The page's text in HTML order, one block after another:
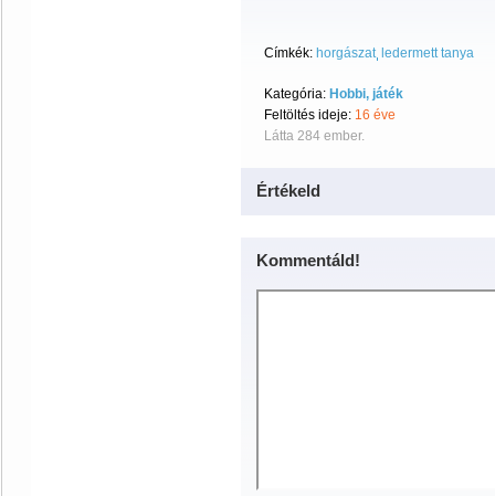
Címkék: horgászat ledermett tanya
Kategória: Hobbi, játék
Feltöltés ideje: 16 éve
Látta 284 ember.
Értékeld
Kommentáld!